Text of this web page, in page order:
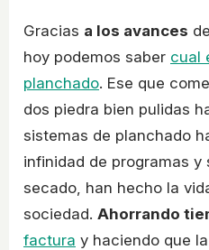
Gracias a los avances
hoy podemos saber cual
planchado. Ese que
dos piedra bien pulidas
sistemas de planchado
infinidad de programas y
secado, han hecho la
sociedad. Ahorrando
factura y haciendo que